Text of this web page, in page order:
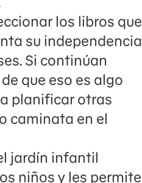
los libros que
su independencia
Si continúan
que eso es algo
planificar otras
caminata en el
jardín infantil
niños y les permite